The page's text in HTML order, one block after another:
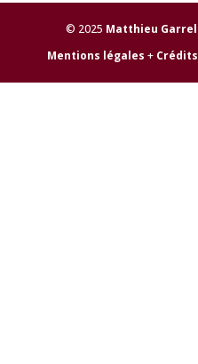
© 2025 Matthieu Garrel
Mentions légales + Crédits